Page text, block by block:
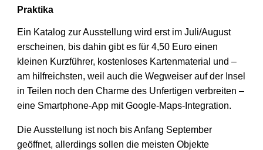
Praktika
Ein Katalog zur Ausstellung wird erst im Juli/August
erscheinen, bis dahin gibt es für 4,50 Euro einen
kleinen Kurzführer, kostenloses Kartenmaterial und –
am hilfreichsten, weil auch die Wegweiser auf der Insel
in Teilen noch den Charme des Unfertigen verbreiten –
eine Smartphone-App mit Google-Maps-Integration.
Die Ausstellung ist noch bis Anfang September
geöffnet, allerdings sollen die meisten Objekte